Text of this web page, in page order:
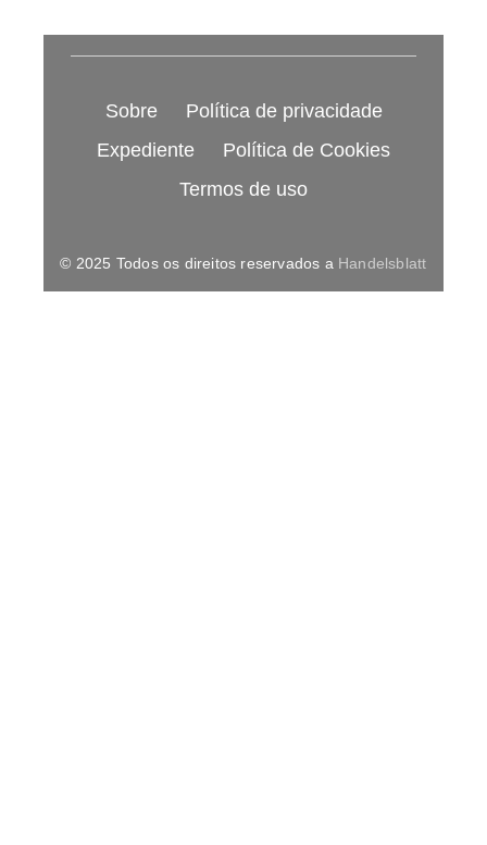
Sobre
Política de privacidade
Expediente
Política de Cookies
Termos de uso
© 2025 Todos os direitos reservados a Handelsblatt